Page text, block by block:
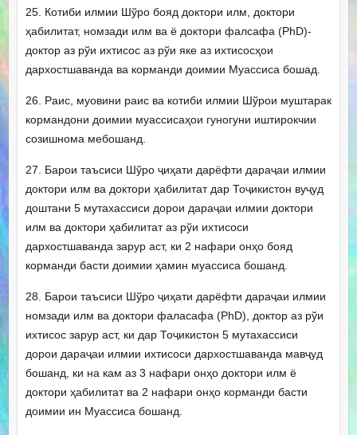
25. Котиби илмии Шўро бояд доктори илм, доктори
ҳабилитат, номзади илм ва ё доктори фалсафа (PhD)-
доктор аз рўи ихтисос аз рўи яке аз ихтисосҳои
дархостшаванда ва корманди доимии Муассиса бошад.
26. Раис, муовини раис ва котиби илмии Шўрои муштарак
кормандони доимии муассисаҳои гуногуни иштирокчии
созишнома мебошанд.
27. Барои таъсиси Шўро ҷиҳати дарёфти дараҷаи илмии
доктори илм ва доктори ҳабилитат дар Тоҷикистон вуҷуд
доштани 5 мутахассиси дорои дараҷаи илмии доктори
илм ва доктори ҳабилитат аз рўи ихтисоси
дархостшаванда зарур аст, ки 2 нафари онҳо бояд
корманди басти доимии ҳамин муассиса бошанд.
28. Барои таъсиси Шўро ҷиҳати дарёфти дараҷаи илмии
номзади илм ва доктори фаласафа (PhD), доктор аз рўи
ихтисос зарур аст, ки дар Тоҷикистон 5 мутахассиси
дорои дараҷаи илмии ихтисоси дархостшаванда мавҷуд
бошанд, ки на кам аз 3 нафари онҳо доктори илм ё
доктори ҳабилитат ва 2 нафари онҳо корманди басти
доимии ин Муассиса бошанд.